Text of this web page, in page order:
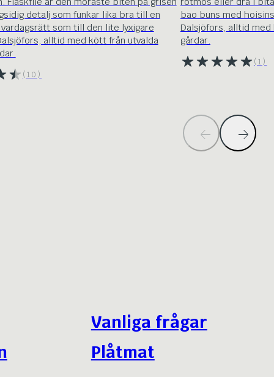
detalj som funkar lika bra till en
som till den lite lyxigare
alltid med kött från utvalda
(10)
bao buns med
Dalsjöfors, alltid
gårdar.
(1)
Vanliga frågar
Plåtmat